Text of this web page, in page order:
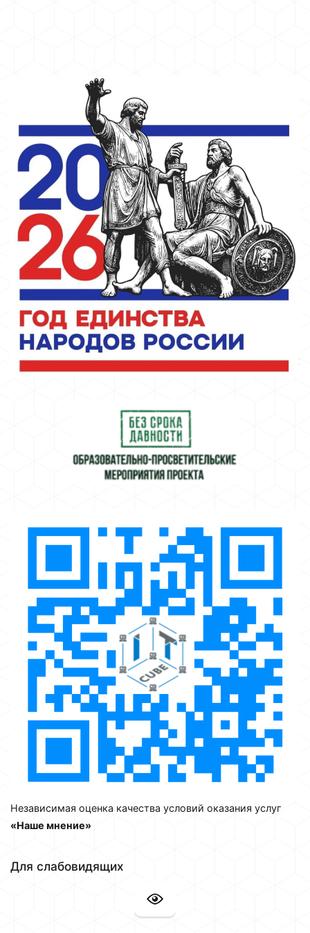
Независимая оценка качества условий оказания услуг
«Наше мнение»
Для слабовидящих